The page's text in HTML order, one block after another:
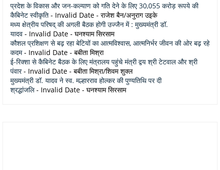
प्रदेश के विकास और जन-कल्याण को गति देने के लिए 30,055 करोड़ रूपये की
कैबिनेट स्वीकृति - Invalid Date - राजेश बैन/अनुराग उइके
मध्य क्षेत्रीय परिषद् की अगली बैठक होगी उज्जैन में : मुख्यमंत्री डॉ.
यादव - Invalid Date - घनश्याम सिरसाम
कौशल प्रशिक्षण से बढ़ रहा बेटियों का आत्मविश्वास, आत्मनिर्भर जीवन की ओर बढ़ रहे
कदम- Invalid Date - बबीता मिश्रा
ई-रिक्शा से कैबिनेट बैठक के लिए मंत्रालय पहुंचे मंत्री द्वय श्री टेटवाल और श्री
पंवार- Invalid Date - बबीता मिश्रा/शिवम शुक्ल
मुख्यमंत्री डॉ. यादव ने स्व. मल्हारराव होल्कर की पुण्यतिथि पर दी
श्रद्धांजलि- Invalid Date - घनश्याम सिरसाम